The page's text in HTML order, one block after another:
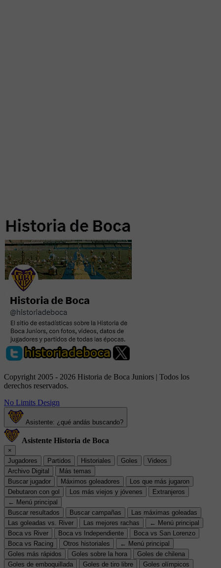
Copyright 2005 - 2026 Historia de Boca Juniors | Todos los
derechos reservados.
No Limits Design
Asistente: ¿qué andás buscando?
Asistente Historia de Boca
×
Jugadores
Partidos Historiales Goles
Videos
Archivo Digital
Más temas
Buscar jugador
Máximos goleadores
Los que más jugaron
Debutaron con gol
Los más viejos y jóvenes
Extranjeros
← Menú principal
Buscar resultados
Buscar campañas
Las máximas goleadas
Las goleadas vs. River
Las mejores rachas
← Menú principal
Boca vs River
Boca vs Independiente
Boca vs San Lorenzo
Boca vs Racing
Otros historiales
← Menú principal
Goles más rápidos
Goles sobre la hora
Goles de chilena
Goles de emboquillada
Goles de tiro libre
Goles olímpicos